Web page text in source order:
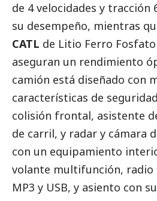
de 4 velocidades y tracción
su desempeño, mientras
CATL de Litio Ferro Fosfato
aseguran un rendimiento
camión está diseñado con
características de
colisión frontal, asistente
de carril, y radar y cámara
con un equipamiento
volante multifunción, radio
MP3 y USB, y asiento con